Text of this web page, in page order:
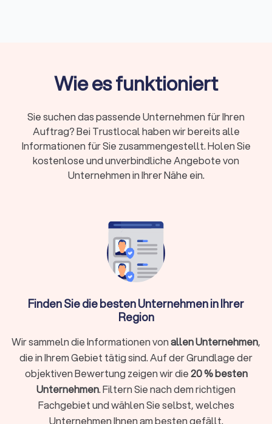
Diese Technologie hat sich als äußerst effektiv und
nachhaltig erwiesen. Photovoltaikanlagen, auch als PV-
elektrischem Strom aus Sonnenlicht. Sie bestehen aus einer
Anordnung von Solarzellen, die das Sonnenlicht in elektrische
Energie umwandeln.
Der Kauf einer Solaranlage ist eine langfristige Investition in
erneuerbare Energie. Bevor Sie jedoch eine Entscheidung
unterstützt Sie dabei, einen Monteur für Solaranlagen in
Hillesheim Rheinhessen zu finden, der Ihre Vorstellungen
Solaranlage kaufen: Darauf sollten Sie
achten
Der Kauf einer Solaranlage erfordert sorgfältige Überlegung
und Planung. Hier sind einige wichtige Punkte, die Sie
berücksichtigen sollten:
Flächenausrichtung und Neigung: Die Ausrichtung und
Neigung der Solaranlage beeinflussen die
Energieerzeugung. Eine optimale Ausrichtung nach
Süden und eine Neigung zwischen 30 und 45 Grad sind
ideal.
Wie es funktioniert
Sie suchen das passende Unternehmen für Ihren
Auftrag? Bei Trustlocal haben wir bereits alle
Informationen für Sie zusammengestellt. Holen Sie
kostenlose und unverbindliche Angebote von
Unternehmen in Ihrer Nähe ein.
Finden Sie die besten Unternehmen in Ihrer
Region
Wir sammeln die Informationen vonallen Unternehmen,
die in Ihrem Gebiet tätig sind. Auf der Grundlage der
objektiven Bewertung zeigen wir die20 % besten
Unternehmen. Filtern Sie nach dem richtigen
Fachgebiet und wählen Sie selbst, welches
Unternehmen Ihnen am besten gefällt.